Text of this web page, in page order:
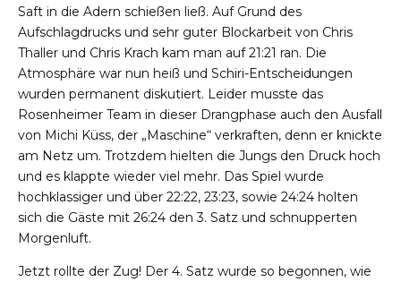
Saft in die Adern schießen ließ. Auf Grund des
Aufschlagdrucks und sehr guter Blockarbeit von Chris
Thaller und Chris Krach kam man auf 21:21 ran. Die
Atmosphäre war nun heiß und Schiri-Entscheidungen
wurden permanent diskutiert. Leider musste das
Rosenheimer Team in dieser Drangphase auch den Ausfall
von Michi Küss, der „Maschine“ verkraften, denn er knickte
am Netz um. Trotzdem hielten die Jungs den Druck hoch
und es klappte wieder viel mehr. Das Spiel wurde
hochklassiger und über 22:22, 23:23, sowie 24:24 holten
sich die Gäste mit 26:24 den 3. Satz und schnupperten
Morgenluft.
Jetzt rollte der Zug! Der 4. Satz wurde so begonnen, wie